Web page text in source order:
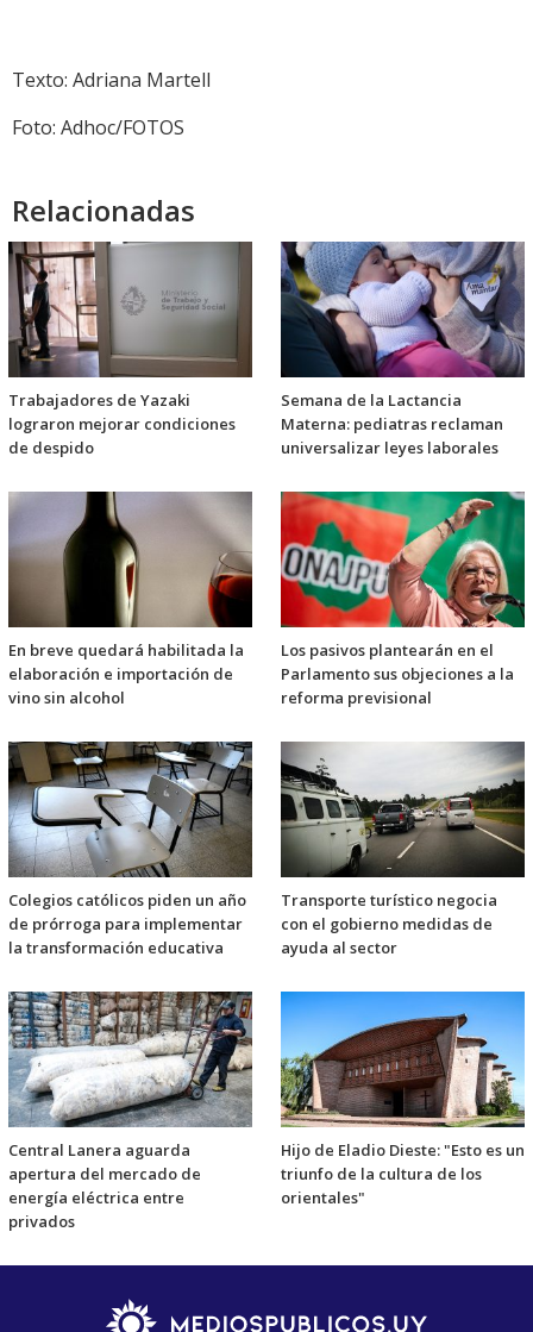
Texto: Adriana Martell
Foto: Adhoc/FOTOS
Relacionadas
Trabajadores de Yazaki
lograron mejorar condiciones
de despido
Semana de la Lactancia
Materna: pediatras reclaman
universalizar leyes laborales
En breve quedará habilitada la
elaboración e importación de
vino sin alcohol
Los pasivos plantearán en el
Parlamento sus objeciones a la
reforma previsional
Colegios católicos piden un año
de prórroga para implementar
la transformación educativa
Transporte turístico negocia
con el gobierno medidas de
ayuda al sector
Central Lanera aguarda
apertura del mercado de
energía eléctrica entre
privados
Hijo de Eladio Dieste: "Esto es un
triunfo de la cultura de los
orientales"